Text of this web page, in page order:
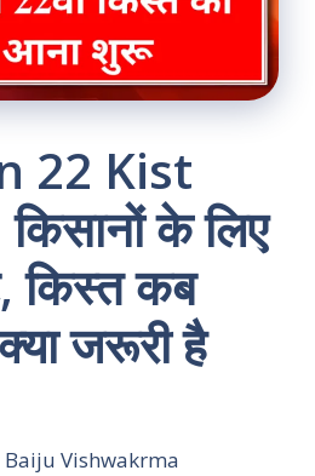
22 Kist
के लिए
किस्त कब
जरूरी है
Baiju Vishwakrma